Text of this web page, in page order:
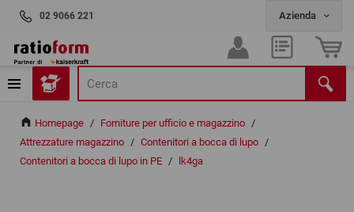
02 9066 221
Homepage / Forniture per ufficio e magazzino /
Attrezzature magazzino / Contenitori a bocca di lupo /
Contenitori a bocca di lupo in PE / lk4ga